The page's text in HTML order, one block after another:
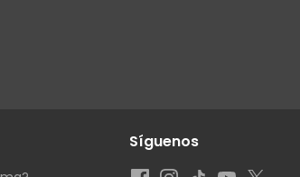
Síguenos